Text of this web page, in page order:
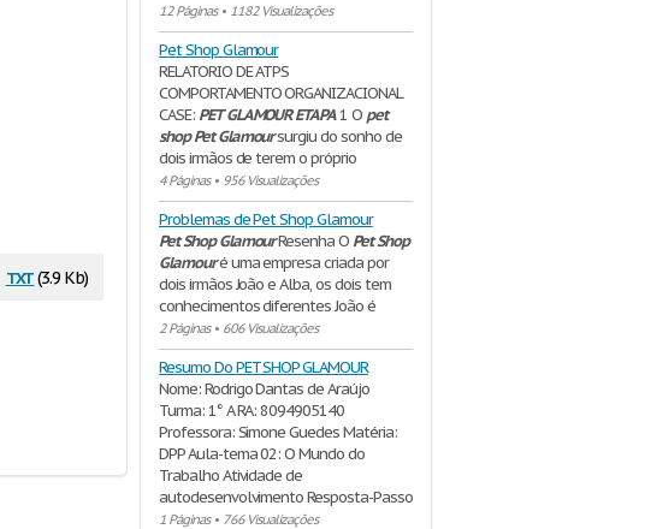
txt(3.9 Kb)
12 Páginas• 1182 Visualizações
Pet Shop Glamour
RELATORIO DE ATPS
COMPORTAMENTO ORGANIZACIONAL
CASE: PETGLAMOUR ETAPA1 O pet
shop PetGlamoursurgiu do sonho de
dois irmãos de terem o próprio
4 Páginas• 956 Visualizações
Problemas de Pet Shop Glamour
PetShop GlamourResenha O PetShop
Glamouré uma empresa criada por
dois irmãos João e Alba, os dois tem
conhecimentos diferentes João é
2 Páginas• 606 Visualizações
Resumo Do PET SHOP GLAMOUR
Nome: Rodrigo Dantas de Araújo
Turma: 1° A RA: 8094905140
Professora: Simone Guedes Matéria:
DPP Aula-tema 02: O Mundo do
Trabalho Atividade de
autodesenvolvimento Resposta-Passo
1 Páginas• 766 Visualizações